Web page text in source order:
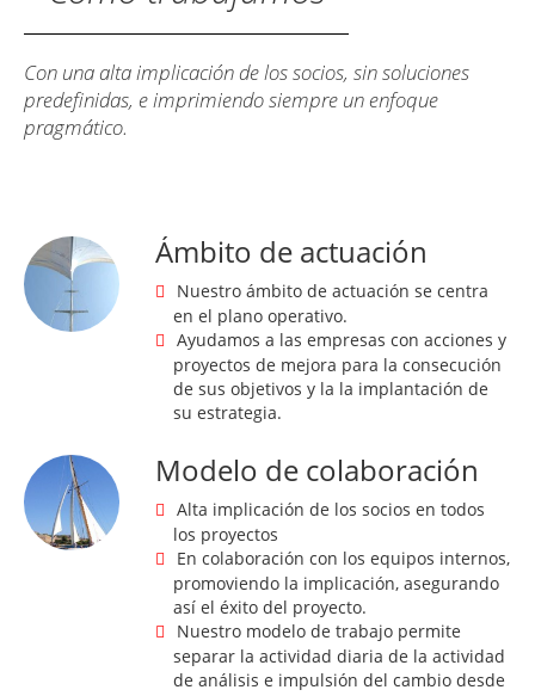
Con una alta implicación de los socios, sin soluciones
predefinidas, e imprimiendo siempre un enfoque
pragmático.
Ámbito de actuación
Nuestro ámbito de actuación se centra
en el plano operativo.
Ayudamos a las empresas con acciones y
proyectos de mejora para la consecución
de sus objetivos y la la implantación de
su estrategia.
Modelo de colaboración
Alta implicación de los socios en todos
los proyectos
En colaboración con los equipos internos,
promoviendo la implicación, asegurando
así el éxito del proyecto.
Nuestro modelo de trabajo permite
separar la actividad diaria de la actividad
de análisis e impulsión del cambio desde